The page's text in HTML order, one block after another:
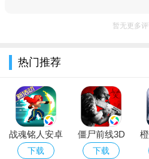
：城市空中交通
Skyguide ATC系统
Airbus H125运营软件
暂无更多
热门推荐
战魂铭人安卓
正版手游下载
下载
僵尸前线3D
应用宝版下载
下载